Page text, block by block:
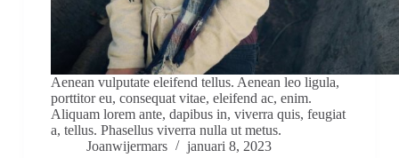
Aenean vulputate eleifend tellus. Aenean leo ligula,
porttitor eu, consequat vitae, eleifend ac, enim.
Aliquam lorem ante, dapibus in, viverra quis, feugiat
a, tellus. Phasellus viverra nulla ut metus.
Joanwijermars
januari 8, 2023